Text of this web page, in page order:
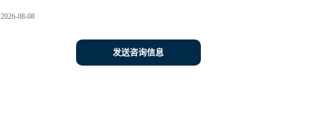
2026-08-08
发送咨询信息